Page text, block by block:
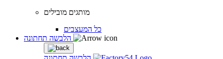
מותגים מובילים
כל המעצבים